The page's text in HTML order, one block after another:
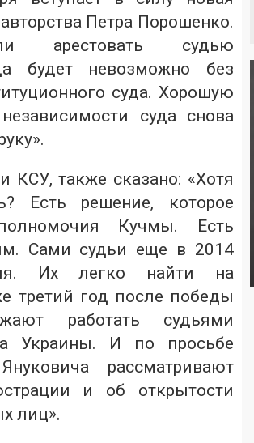
авторства Петра Порошенко.
арестовать судью
будет невозможно без
суда. Хорошую
суда снова
КСУ, также сказано: «Хотя
Есть решение, которое
Кучмы. Есть
Сами судьи еще в 2014
Их легко найти на
третий год после победы
работать судьями
Украины. И по просьбе
рассматривают
и об открытости
лиц».